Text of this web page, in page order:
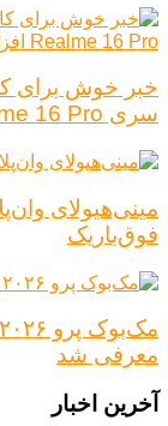
خبر خوش برای
سری Realme 16 Pro افزایش یافت
مینی‌هیولای
فوق‌باریک
معرفی شد
آخرین اخبار